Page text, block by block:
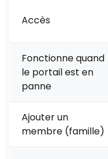
Accès
Fonctionne quand
le portail est en
panne
Ajouter un
membre (famille)